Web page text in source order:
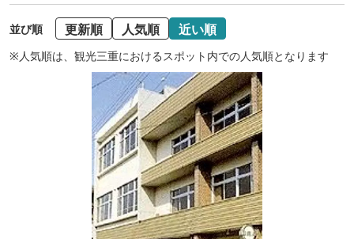
並び順 更新順 人気順 近い順
※人気順は、観光三重におけるスポット内での人気順となります